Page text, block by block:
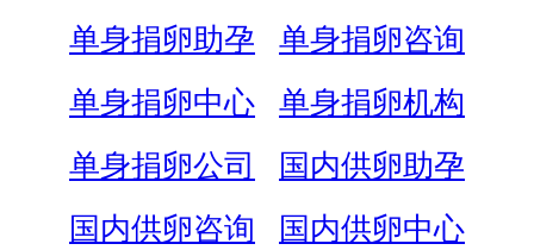
单身捐卵助孕
单身捐卵咨询
单身捐卵中心
单身捐卵机构
单身捐卵公司
国内供卵助孕
国内供卵咨询
国内供卵中心